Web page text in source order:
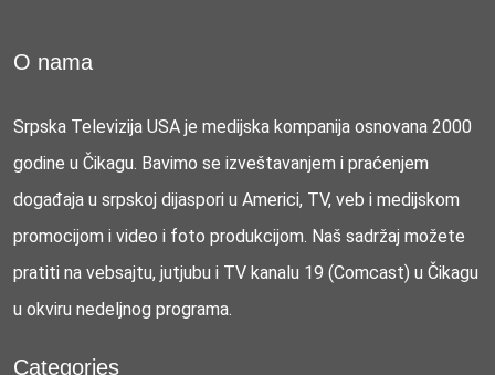
O nama
Srpska Televizija USA je medijska kompanija osnovana 2000
godine u Čikagu. Bavimo se izveštavanjem i praćenjem
događaja u srpskoj dijaspori u Americi, TV, veb i medijskom
promocijom i video i foto produkcijom. Naš sadržaj možete
pratiti na vebsajtu, jutjubu i TV kanalu 19 (Comcast) u Čikagu
u okviru nedeljnog programa.
Categories